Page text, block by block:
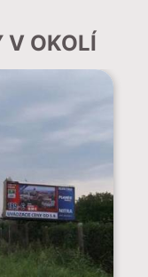
V OKOLÍ